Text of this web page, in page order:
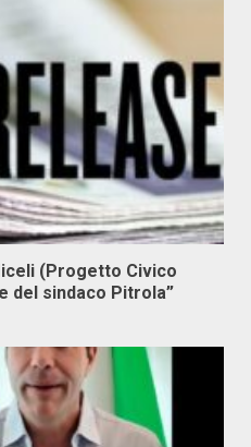
(Progetto Civico
del sindaco Pitrola”